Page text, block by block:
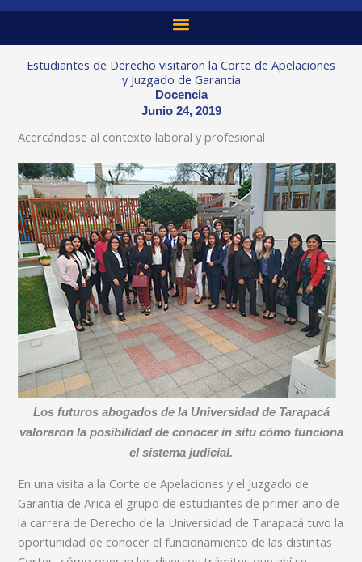
Estudiantes de Derecho visitaron la Corte de Apelaciones
y Juzgado de Garantía
Docencia
Junio 24, 2019
Acercándose al contexto laboral y profesional
Los futuros abogados de la Universidad de Tarapacá
valoraron la posibilidad de conocer in situ cómo funciona
el sistema judicial.
En una visita a la Corte de Apelaciones y el Juzgado de
Garantía de Arica el grupo de estudiantes de primer año de
la carrera de Derecho de la Universidad de Tarapacá tuvo la
oportunidad de conocer el funcionamiento de las distintas